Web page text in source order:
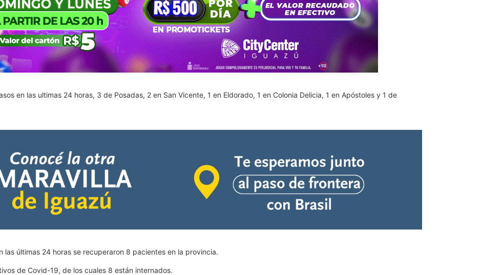
en las ultimas 24 horas, 3 de Posadas, 2 en San Vicente, 1 en Eldorado, 1 en Colonia Delicia, 1 en Apóstoles y 1 de
las últimas 24 horas se recuperaron 8 pacientes en la provincia.
de Covid-19, de los cuales 8 están internados.